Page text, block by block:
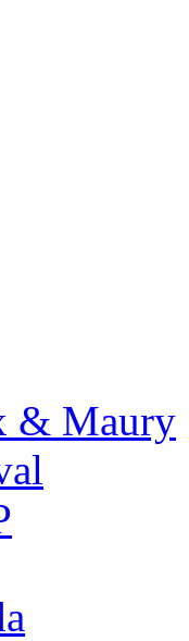
& Maury